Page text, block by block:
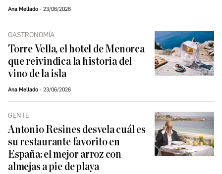
Ana Mellado 23/06/2026
GASTRONOMÍA
Torre Vella, el hotel de Menorca
que reivindica la historia del
vino de la isla
Ana Mellado 23/06/2026
GENTE
Antonio Resines desvela cuál es
su restaurante favorito en
España: el mejor arroz con
almejas a pie de playa